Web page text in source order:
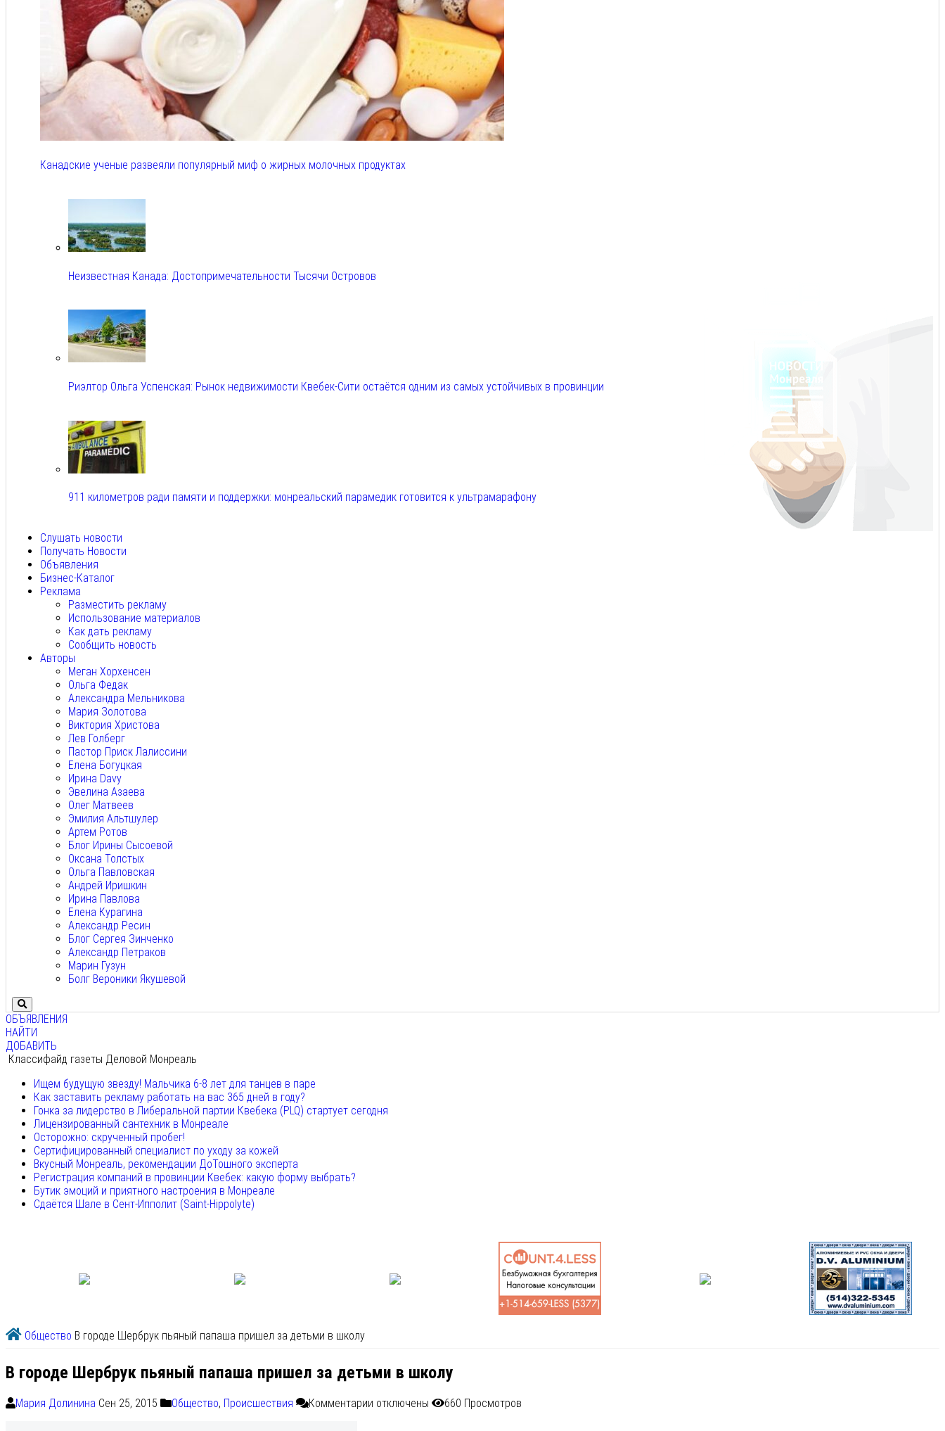
Канадские ученые развеяли популярный миф о жирных молочных продуктах
Неизвестная Канада: Достопримечательности Тысячи Островов
Риэлтор Ольга Успенская: Рынок недвижимости Квебек-Сити остаётся одним из самых устойчивых в провинции
911 километров ради памяти и поддержки: монреальский парамедик готовится к ультрамарафону
Слушать новости
Получать Новости
Объявления
Бизнес-Каталог
Реклама
Разместить рекламу
Использование материалов
Как дать рекламу
Сообщить новость
Авторы
Меган Хорхенсен
Ольга Федак
Александра Мельникова
Мария Золотова
Виктория Христова
Лев Голберг
Пастор Приск Лалиссини
Елена Богуцкая
Ирина Davy
Эвелина Азаева
Олег Матвеев
Эмилия Альтшулер
Артем Ротов
Блог Ирины Сысоевой
Оксана Толстых
Ольга Павловская
Андрей Иришкин
Ирина Павлова
Елена Курагина
Александр Ресин
Блог Сергея Зинченко
Александр Петраков
Марин Гузун
Болг Вероники Якушевой
ОБЪЯВЛЕНИЯ
НАЙТИ
ДОБАВИТЬ
Классифайд газеты Деловой Монреаль
Ищем будущую звезду! Мальчика 6-8 лет для танцев в паре
Как заставить рекламу работать на вас 365 дней в году?
Гонка за лидерство в Либеральной партии Квебека (PLQ) стартует сегодня
Лицензированный сантехник в Монреале
Осторожно: скрученный пробег!
Сертифицированный специалист по уходу за кожей
Вкусный Монреаль, рекомендации ДоТошного эксперта
Регистрация компаний в провинции Квебек: какую форму выбрать?
Бутик эмоций и приятного настроения в Монреале
Сдаётся Шале в Сент-Ипполит (Saint-Hippolyte)
Общество В городе Шербрук пьяный папаша пришел за детьми в школу
В городе Шербрук пьяный папаша пришел за детьми в школу
Мария Долинина Сен 25, 2015 Общество, Происшествия Комментарии отключены 660 Просмотров